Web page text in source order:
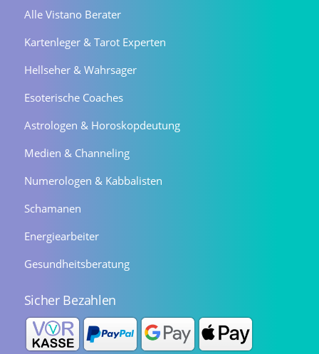
Alle Vistano Berater
Kartenleger & Tarot Experten
Hellseher & Wahrsager
Esoterische Coaches
Astrologen & Horoskopdeutung
Medien & Channeling
Numerologen & Kabbalisten
Schamanen
Energiearbeiter
Gesundheitsberatung
Sicher Bezahlen